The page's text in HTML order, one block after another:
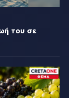
του σε